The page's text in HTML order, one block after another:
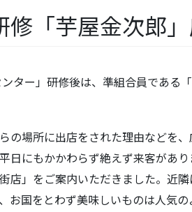
修「芋屋金次郎
ンター」研修後は、準組合員である
の場所に出店をされた理由などを
日にもかかわらず絶えず来客があ
店」をご案内いただきました。近
お国をとわず美味しいものは人気の